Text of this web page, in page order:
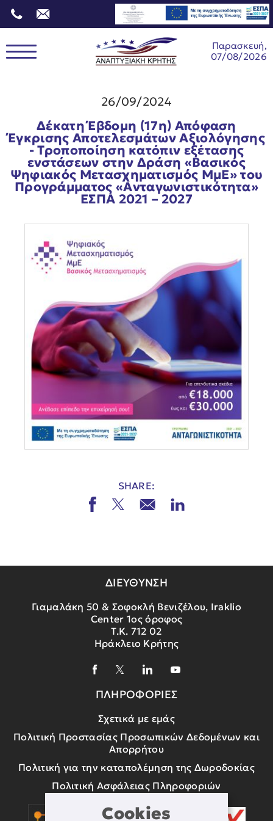
Cookies
Παρασκευή,
07/08/2026
26/09/2024
Δέκατη Έβδομη (17η) Απόφαση
Έγκρισης Αποτελεσμάτων Αξιολόγησης
- Τροποποίηση κατόπιν εξέτασης
ενστάσεων στην Δράση «Βασικός
Ψηφιακός Μετασχηματισμός ΜμΕ» του
Προγράμματος «Ανταγωνιστικότητα»
ΕΣΠΑ 2021 – 2027
SHARE:
ΔΙΕΥΘΥΝΣΗ
Γιαμαλάκη 50 & Σοφοκλή Βενιζέλου, Iraklio
Center 1ος όροφος
Τ.Κ. 712 02
Ηράκλειο Κρήτης
ΠΛΗΡΟΦΟΡΙΕΣ
Σχετικά με εμάς
Πολιτική Προστασίας Προσωπικών Δεδομένων και
Απορρήτου
Πολιτική για την καταπολέμηση της Δωροδοκίας
Πολιτική Ασφάλειας Πληροφοριών